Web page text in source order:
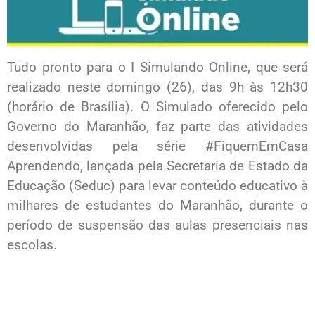
Tudo pronto para o I Simulando Online, que será
realizado neste domingo (26), das 9h às 12h30
(horário de Brasília). O Simulado oferecido pelo
Governo do Maranhão, faz parte das atividades
desenvolvidas pela série #FiquemEmCasa
Aprendendo, lançada pela Secretaria de Estado da
Educação (Seduc) para levar conteúdo educativo à
milhares de estudantes do Maranhão, durante o
período de suspensão das aulas presenciais nas
escolas.